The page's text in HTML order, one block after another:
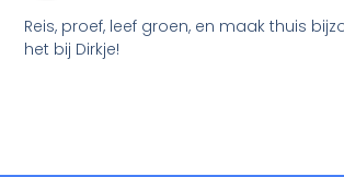
Reis, proef, leef groen, en maak thuis
het bij Dirkje!